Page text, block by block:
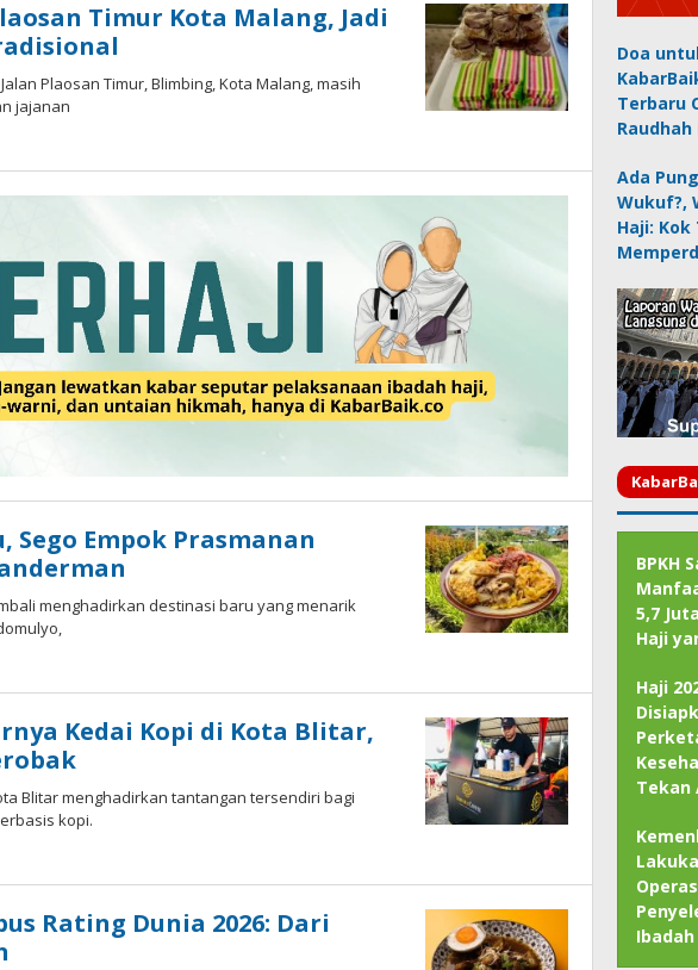
Timur Kota Malang, Jadi
Plaosan Timur, Blimbing, Kota Malang, masih
jajanan
Sego Empok Prasmanan
menghadirkan destinasi baru yang menarik
Kedai Kopi di Kota Blitar,
Blitar menghadirkan tantangan tersendiri bagi
kopi.
Rating Dunia 2026: Dari
Doa
Terbaru
Ada
Wukuf?,
Haji: Kok
BPKH
5,7
Haji
Haji
Tekan